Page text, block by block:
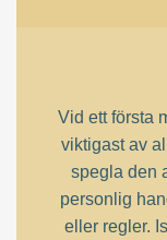
Vid ett första
viktigast av
spegla den
personlig
eller regler.